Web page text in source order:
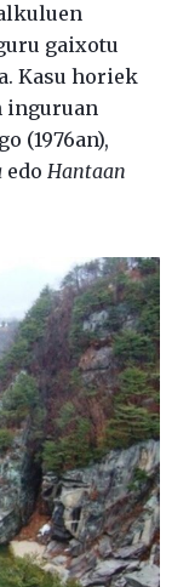
gaixotu
Kasu horiek
inguruan
(1976an),
edo Hantaan